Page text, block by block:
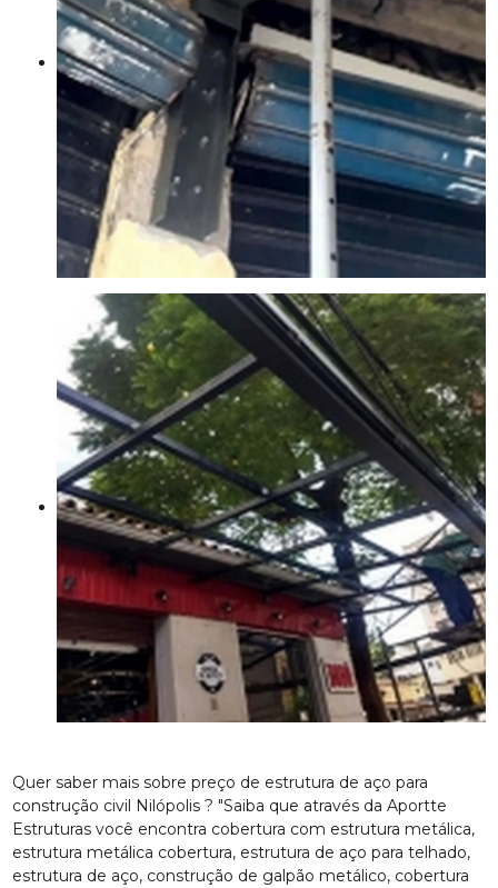
Quer saber mais sobre preço de estrutura de aço para
construção civil Nilópolis ? "Saiba que através da Aportte
Estruturas você encontra cobertura com estrutura metálica,
estrutura metálica cobertura, estrutura de aço para telhado,
estrutura de aço, construção de galpão metálico, cobertura